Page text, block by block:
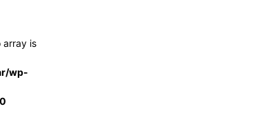
array is
wp-